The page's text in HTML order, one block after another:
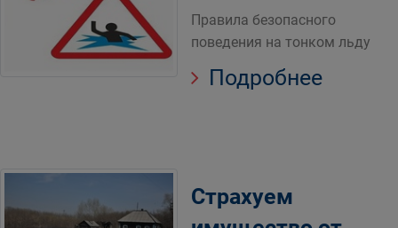
Правила безопасного
поведения на тонком льду
Подробнее
Страхуем